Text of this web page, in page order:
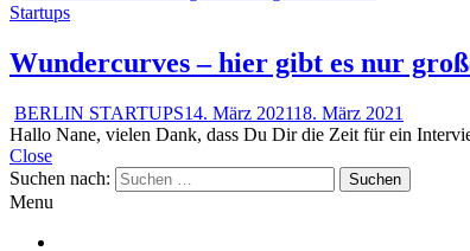
Startups
Wundercurves – hier gibt es nur
BERLIN STARTUPS14. März 202118. März 2021
Hallo Nane, vielen Dank, dass Du Dir die Zeit für ein
Close
Suchen nach:
Menu